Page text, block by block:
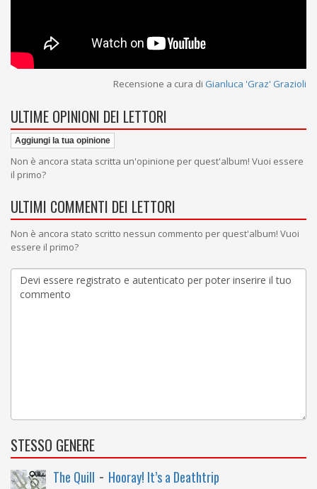
Recensione a cura di Gianluca 'Graz' Grazioli
ULTIME OPINIONI DEI LETTORI
Aggiungi la tua opinione
Non è ancora stata scritta un'opinione per quest'album! Vuoi essere
il primo?
ULTIMI COMMENTI DEI LETTORI
Non è ancora stato scritto nessun commento per quest'album! Vuoi
essere il primo?
STESSO GENERE
The Quill - Hooray! It’s a Deathtrip